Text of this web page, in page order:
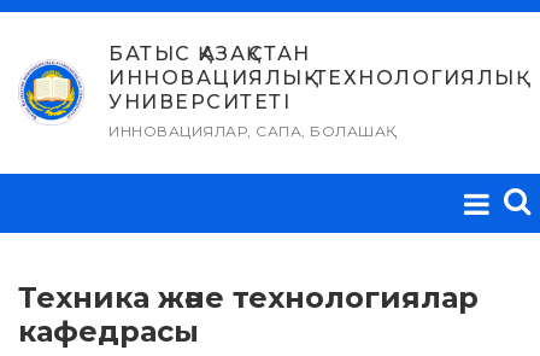
Skip
content
БАТЫС ҚАЗАҚСТАН
ИННОВАЦИЯЛЫҚ-ТЕХНОЛОГИЯЛЫҚ
УНИВЕРСИТЕТІ
ИННОВАЦИЯЛАР, САПА, БОЛАШАҚ
Техника және технологиялар
кафедрасы